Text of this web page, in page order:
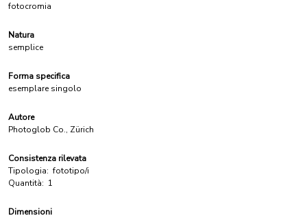
fotocromia
Natura
semplice
Forma specifica
esemplare singolo
Autore
Photoglob Co., Zürich
Consistenza rilevata
Tipologia: fototipo/i
Quantità: 1
Dimensioni